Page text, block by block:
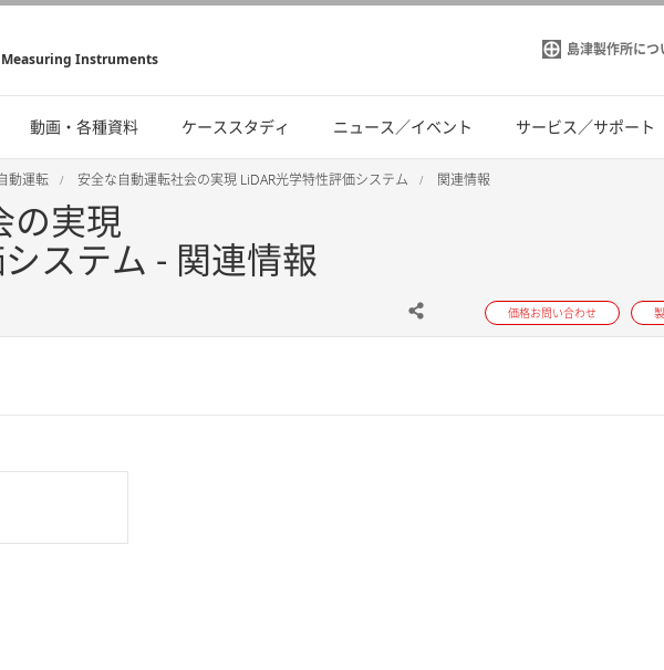
Instruments
島津製作所につ
動画・各種資料 ケーススタディ ニュース／イベント サービス／サポート
動運転 安全な自動運転社会の実現 LiDAR光学特性評価システム 関連情報
の実現
ステム - 関連情報
価格お問い合わせ